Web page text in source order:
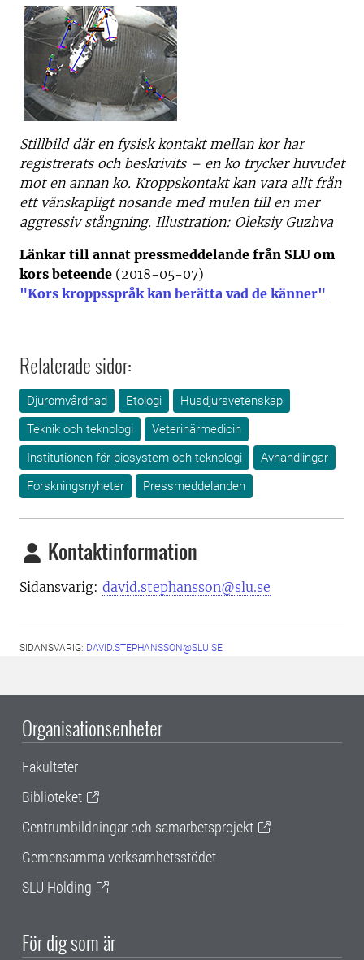
Stillbild där en fysisk kontakt mellan kor har
registrerats och beskrivits – en ko trycker huvudet
mot en annan ko. Kroppskontakt kan vara allt från
ett vänskapligt nosande med mulen till en mer
aggressiv stångning. Illustration: Oleksiy Guzhva
Länkar till annat pressmeddelande från SLU om
kors beteende (2018-05-07)
"Kors kroppsspråk kan berätta vad de känner"
Relaterade sidor:
Djuromvårdnad Etologi
Husdjursvetenskap
Teknik och teknologi
Veterinärmedicin
Institutionen för biosystem och teknologi
Avhandlingar
Forskningsnyheter
Pressmeddelanden
Kontaktinformation
Sidansvarig: david.stephansson@slu.se
SIDANSVARIG: DAVID.STEPHANSSON@SLU.SE
Organisationsenheter
Fakulteter
Biblioteket
Centrumbildningar och samarbetsprojekt
Gemensamma verksamhetsstödet
SLU Holding
För dig som är